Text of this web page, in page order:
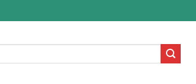
- tận tâm - chuyên nghiệp - trách nhiệm